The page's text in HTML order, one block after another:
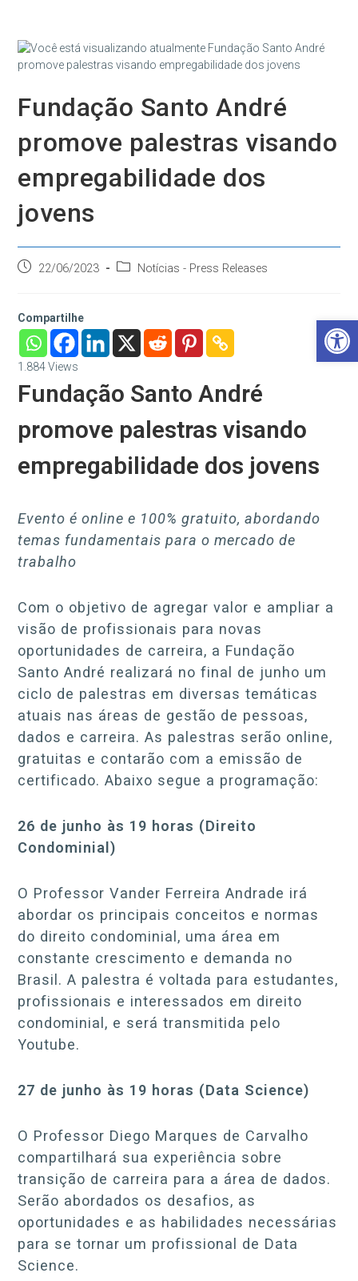
Barra de Ferramentas Aberta
Fundação Santo André
promove palestras visando
empregabilidade dos
jovens
Post22/06/2023
Categoria
Notícias - Press Releases
Compartilhe
1.884Views
Fundação Santo André
promove palestras visando
empregabilidade dos jovens
Evento é online e 100% gratuito, abordando
temas fundamentais para o mercado de
trabalho
Com o objetivo de agregar valor e ampliar a
visão de profissionais para novas
oportunidades de carreira, a Fundação
Santo André realizará no final de junho um
ciclo de palestras em diversas temáticas
atuais nas áreas de gestão de pessoas,
dados e carreira. As palestras serão online,
gratuitas e contarão com a emissão de
certificado. Abaixo segue a programação:
26 de junho às 19 horas (Direito
Condominial)
O Professor Vander Ferreira Andrade irá
abordar os principais conceitos e normas
do direito condominial, uma área em
constante crescimento e demanda no
Brasil. A palestra é voltada para estudantes,
profissionais e interessados em direito
condominial, e será transmitida pelo
Youtube.
27 de junho às 19 horas (Data Science)
O Professor Diego Marques de Carvalho
compartilhará sua experiência sobre
transição de carreira para a área de dados.
Serão abordados os desafios, as
oportunidades e as habilidades necessárias
para se tornar um profissional de Data
Science.